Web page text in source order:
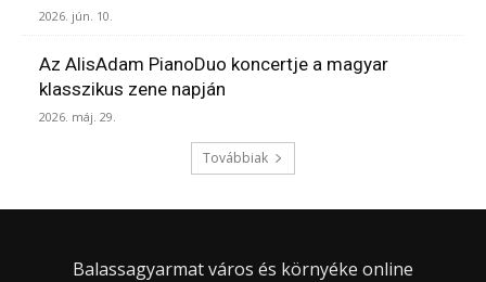
2026. jún. 10.
Az AlisAdam PianoDuo koncertje a magyar
klasszikus zene napján
2026. máj. 29.
Továbbiak
Balassagyarmat város és környéke online